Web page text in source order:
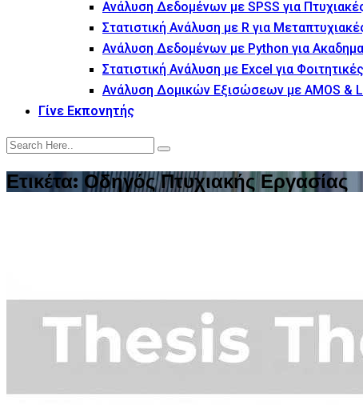
Ανάλυση Δεδομένων με SPSS για
Στατιστική Ανάλυση με R για
Ανάλυση Δεδομένων με Python για
Στατιστική Ανάλυση με Excel για
Ανάλυση Δομικών Εξισώσεων με AMOS &
Γίνε Εκπονητής
Ετικέτα: Οδηγός Πτυχιακής Εργασίας